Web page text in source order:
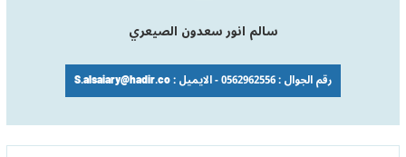
سالم انور سعدون الصيعري
رقم الجوال : 0562962556 - الايميل : S.alsaiary@hadir.co